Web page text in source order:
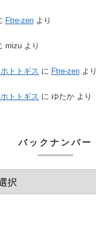
Ftre-zen より
mizu より
トトギス に Ftre-zen より
トトギス に ゆたか より
バックナンバー